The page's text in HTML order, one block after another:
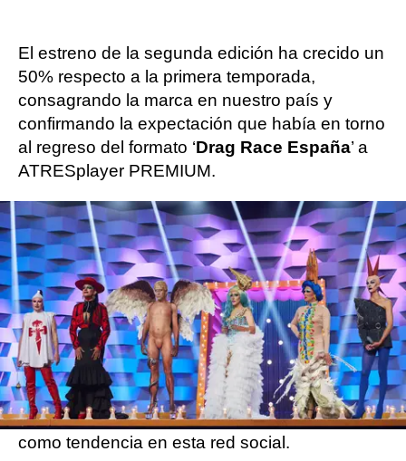
El estreno de la segunda edición ha crecido un
50% respecto a la primera temporada,
consagrando la marca en nuestro país y
confirmando la expectación que había en torno
al regreso del formato ‘Drag Race España’ a
ATRESplayer PREMIUM.
‘Drag Race España’ revolucionó este
domingo las redes sociales con su estreno.
El programa ha logrado más de 3 millones de
impresiones en su primer día. Además, logró
colocarse como tendencia en Twitter horas
antes de su estreno, alcanzando la primera
posición durante su emisión con un 36% de
share social y más de 6.400 tuits. Además, los
nombres de las reinas también se colocaron
como tendencia en esta red social.